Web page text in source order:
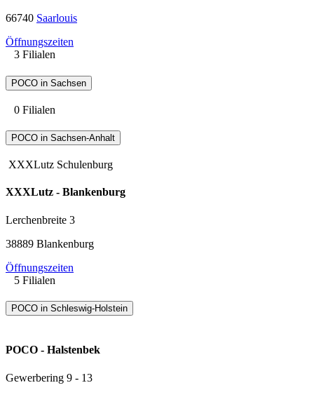
66740 Saarlouis
Öffnungszeiten
3 Filialen
POCO in Sachsen
0 Filialen
POCO in Sachsen-Anhalt
XXXLutz Schulenburg
XXXLutz - Blankenburg
Lerchenbreite 3
38889 Blankenburg
Öffnungszeiten
5 Filialen
POCO in Schleswig-Holstein
POCO - Halstenbek
Gewerbering 9 - 13